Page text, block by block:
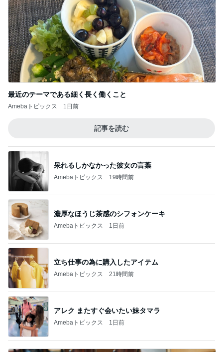
最近のテーマである細く長く働くこと
Amebaトピックス 1日前
記事を読む
呆れるしかなかった彼女の言葉
Amebaトピックス 19時間前
濃厚なほうじ茶感のシフォンケーキ
Amebaトピックス 1日前
立ち仕事の為に購入したアイテム
Amebaトピックス 21時間前
アレク またすぐ会いたい妹タマラ
Amebaトピックス 1日前